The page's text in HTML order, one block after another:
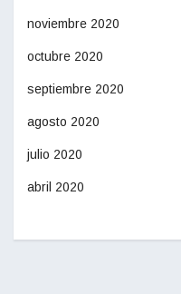
noviembre 2020
octubre 2020
septiembre 2020
agosto 2020
julio 2020
abril 2020